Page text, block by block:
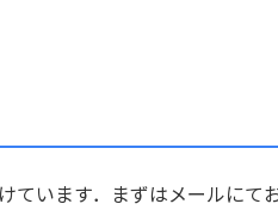
います．まずはメールにて